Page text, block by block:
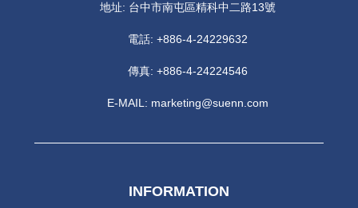
地址: 台中市南屯區精科中二路13號
電話:+886-4-24229632
傳真: +886-4-24224546
E-MAIL: marketing@suenn.com
INFORMATION